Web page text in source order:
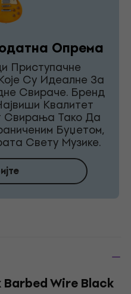
Опрема
Приступачне
Су Идеалне За
Свираче. Бренд
Квалитет
Свирања Тако Да
Буџетом,
Свету Музике.
Barbed Wire Black